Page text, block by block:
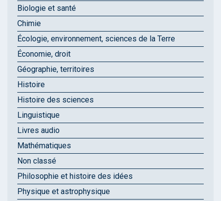
Biologie et santé
Chimie
Écologie, environnement, sciences de la Terre
Économie, droit
Géographie, territoires
Histoire
Histoire des sciences
Linguistique
Livres audio
Mathématiques
Non classé
Philosophie et histoire des idées
Physique et astrophysique